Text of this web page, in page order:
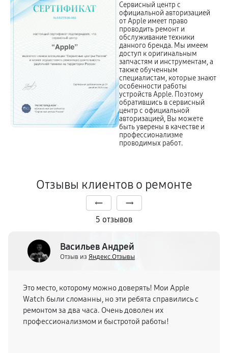
Сервисный центр с
официальной авторизацией
от Apple имеет право
проводить ремонт и
обслуживание техники
данного бренда. Мы имеем
доступ к оригинальным
запчастям и инструментам, а
также обученным
специалистам, которые знают
особенности работы
устройств Apple. Поэтому
обратившись в сервисный
центр с официальной
авторизацией, Вы можете
быть уверены в качестве и
профессионализме
проводимых работ.
Отзывы клиентов о ремонте
5 отзывов
Васильев Андрей
Отзыв из Яндекс.Отзывы
Это место, которому можно доверять! Мои Apple
Watch были сломанны, но эти ребята справились с
ремонтом за два часа. Очень доволен их
профессионализмом и быстротой работы!